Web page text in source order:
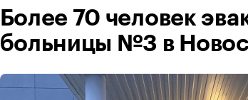
Более 70 человек
больницы №3 в